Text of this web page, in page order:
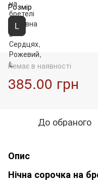
Розмір
L
Немає в наявності
385.00 грн
До обраного
Опис
Нічна сорочка на